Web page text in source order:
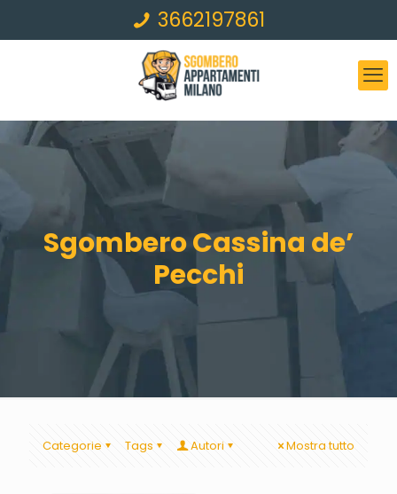
3662197861
Sgombero Cassina de’
Pecchi
Categorie Tags Autori Mostra tutto